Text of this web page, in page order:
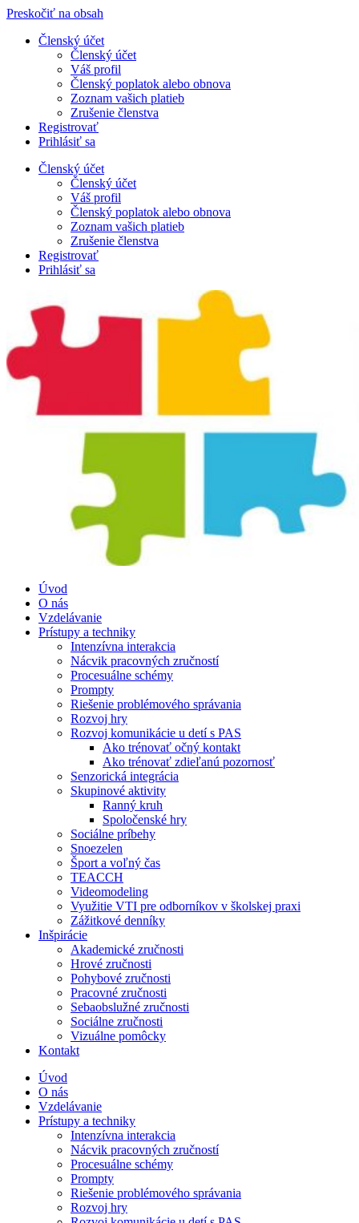
Preskočiť na obsah
Členský účet
Členský účet
Váš profil
Členský poplatok alebo obnova
Zoznam vašich platieb
Zrušenie členstva
Registrovať
Prihlásiť sa
Členský účet
Členský účet
Váš profil
Členský poplatok alebo obnova
Zoznam vašich platieb
Zrušenie členstva
Registrovať
Prihlásiť sa
Úvod
O nás
Vzdelávanie
Prístupy a techniky
Intenzívna interakcia
Nácvik pracovných zručností
Procesuálne schémy
Prompty
Riešenie problémového správania
Rozvoj hry
Rozvoj komunikácie u detí s PAS
Ako trénovať očný kontakt
Ako trénovať zdieľanú pozornosť
Senzorická integrácia
Skupinové aktivity
Ranný kruh
Spoločenské hry
Sociálne príbehy
Snoezelen
Šport a voľný čas
TEACCH
Videomodeling
Využitie VTI pre odborníkov v školskej praxi
Zážitkové denníky
Inšpirácie
Akademické zručnosti
Hrové zručnosti
Pohybové zručnosti
Pracovné zručnosti
Sebaobslužné zručnosti
Sociálne zručnosti
Vizuálne pomôcky
Kontakt
Úvod
O nás
Vzdelávanie
Prístupy a techniky
Intenzívna interakcia
Nácvik pracovných zručností
Procesuálne schémy
Prompty
Riešenie problémového správania
Rozvoj hry